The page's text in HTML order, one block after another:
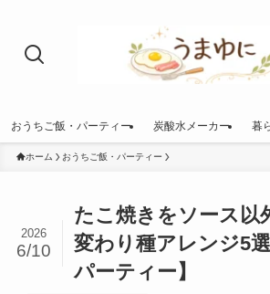
おうちご飯・パーティー 炭酸水メーカー 暮
ホーム おうちご飯・パーティー
たこ焼きをソース以
変わり種アレンジ5
パーティー】
2026
6/10